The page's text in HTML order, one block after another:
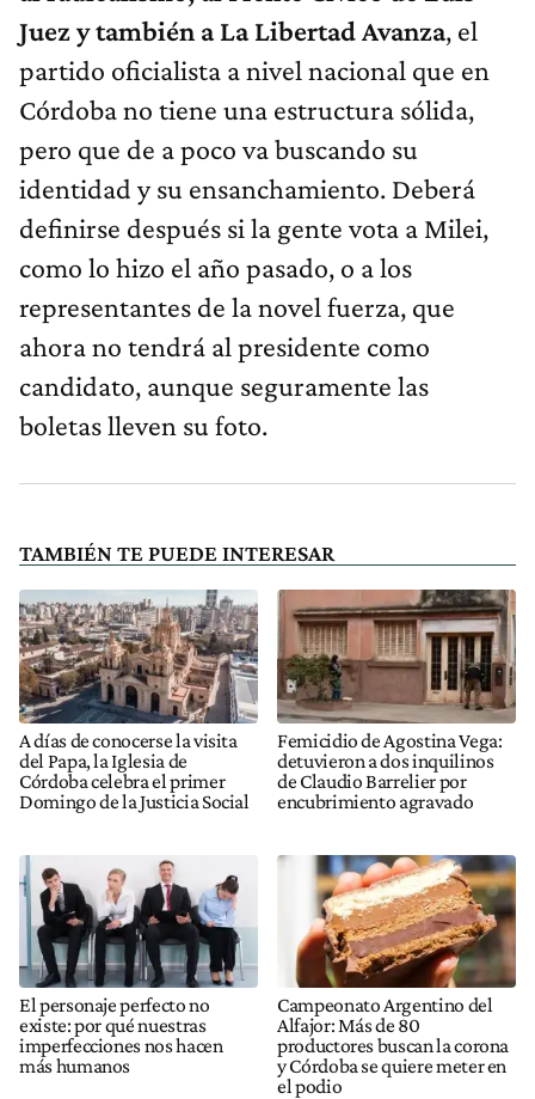
Juez y también a La Libertad Avanza, el
partido oficialista a nivel nacional que en
Córdoba no tiene una estructura sólida,
pero que de a poco va buscando su
identidad y su ensanchamiento. Deberá
definirse después si la gente vota a Milei,
como lo hizo el año pasado, o a los
representantes de la novel fuerza, que
ahora no tendrá al presidente como
candidato, aunque seguramente las
boletas lleven su foto.
TAMBIÉN TE PUEDE INTERESAR
A días de conocerse la visita
del Papa, la Iglesia de
Córdoba celebra el primer
Domingo de la Justicia Social
Femicidio de Agostina Vega:
detuvieron a dos inquilinos
de Claudio Barrelier por
encubrimiento agravado
El personaje perfecto no
existe: por qué nuestras
imperfecciones nos hacen
más humanos
Campeonato Argentino del
Alfajor: Más de 80
productores buscan la corona
y Córdoba se quiere meter en
el podio